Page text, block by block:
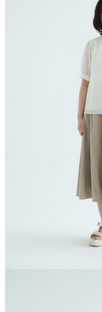
１．於結帳方式選擇「AFTEE
結帳頁面，進行簡訊認證並確認
２．訂單成立數日內，您將收到
３．收到繳費通知簡訊後14天
ATM／網路銀行／等多元方式進
※ 請注意：結帳手續完成當下不
購買商品的店家。未經商家同意
※ 交易是否成功請以「AFTEE
是否繳費成功／繳費後需取消欲
https://
１．透過由恩沛科技股份有限公
易，需依本服務之必要範圍內提
權轉讓予恩沛科技股份有限公司。
２．關於個人資料處理事宜，請
https://aftee.tw/terms/#terms3
３．未成年的使用者請事先徵得
「AFTEE先享後付」，若未經
４．使用「AFTEE先享後付」
時審查核予不同之上限額度；若
５．嚴禁一人註冊多個帳號或使
恩沛科技股份有限公司將有權停
每筆NT$80，滿NT$1,200(含
每筆NT$80，滿NT$1,200(含